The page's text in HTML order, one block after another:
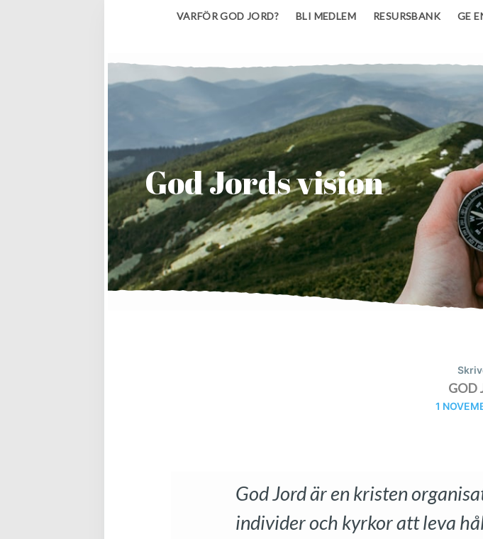
VARFÖR GOD JORD? BLI MEDLEM RESURSBANK GE
God Jords vision
GOD
1
God Jord är en kristen
individer och kyrkor att leva